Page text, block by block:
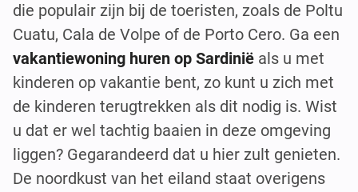
die populair zijn bij de toeristen, zoals de Poltu
Cuatu, Cala de Volpe of de Porto Cero. Ga een
vakantiewoning huren op Sardinië als u met
kinderen op vakantie bent, zo kunt u zich met
de kinderen terugtrekken als dit nodig is. Wist
u dat er wel tachtig baaien in deze omgeving
liggen? Gegarandeerd dat u hier zult genieten.
De noordkust van het eiland staat overigens